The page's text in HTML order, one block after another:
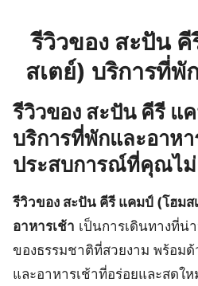
รีวิวของ สะปัน
สเตย์) บริการที่พั
รีวิวของ สะปัน คีรี แ
บริการที่พักและอาหา
ประสบการณ์ที่คุณไ
รีวิวของ สะปัน คีรี แคมป์ (โฮมส
อาหารเช้า เป็นการเดินทางที่น่
ของธรรมชาติที่สวยงาม พร้อมด้
และอาหารเช้าที่อร่อยและสดใ